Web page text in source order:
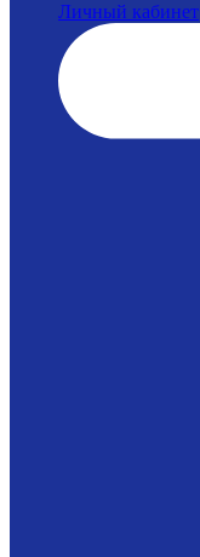
Личный кабинет